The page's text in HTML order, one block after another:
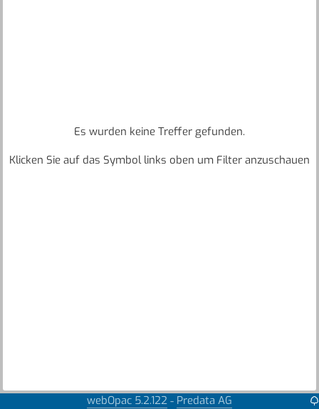
Es wurden keine Treffer gefunden.
Klicken Sie auf das Symbol links oben um Filter anzuschauen
webOpac 5.2.122 - Predata AG